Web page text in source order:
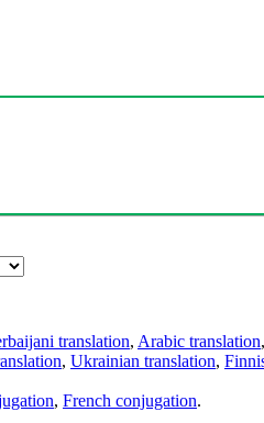
translation, Arabic translation,
, Ukrainian translation,
, French conjugation.